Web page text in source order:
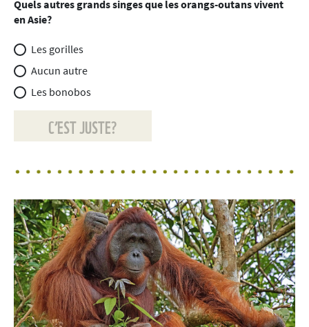
Quels autres grands singes que les orangs-outans vivent
en Asie?
Les gorilles
Aucun autre
Les bonobos
C’EST JUSTE?